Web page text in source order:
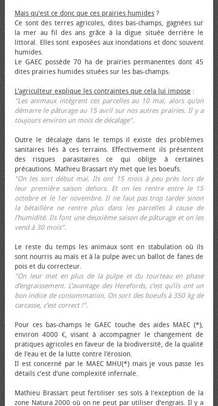
Mais qu'est ce donc que ces prairies humides ?
Ce sont des terres agricoles, dites bas-champs, gagnées sur
la mer au fil des ans grâce à la digue située derrière le
littoral. Elles sont exposées aux inondations et donc souvent
humides.
Le GAEC possède 70 ha de prairies permanentes dont 45
dites prairies humides situées sur les bas-champs.
L'agriculteur explique les contraintes que cela lui impose :
"Les animaux intègrent ces parcelles au 10 mai, alors qu’on
démarre le pâturage au 15 avril sur nos autres prairies. Il y a
toujours environ un mois de décalage".
Outre le décalage dans le temps il existe des problèmes
sanitaires liés à ces terrains. Effectivement ils présentent
des risques parasitaires ce qui oblige à certaines
précautions. Mathieu Brassart n'y met que les bœufs.
"On les sort début mai. Ils ont 15 mois à peu près lors de
leur première saison dehors. Et on les rentre entre le 15
octobre et le 1er novembre. Il ne faut pas trop tarder sinon
la bétaillère ne rentre plus dans les parcelles à cause de
l’humidité. Ils font une deuxième saison de pâturage et on les
vend à 30 mois".
Le reste du temps les animaux sont en stabulation où ils
sont nourris au maïs et à la pulpe avec un ballot de fanes de
pois et du correcteur.
"On leur met en plus de la pulpe et du tourteau en phase
d’engraissement. L’avantage des Herefords, c’est qu’ils ont un
bon indice de consommation. On sort des bœufs à 350 kg de
carcasse, c’est correct !".
Pour ces bas-champs le GAEC touche des aides MAEC (*),
environ 4000 €, visant à accompagner le changement de
pratiques agricoles en faveur de la biodiversité, de la qualité
de l’eau et de la lutte contre l’érosion.
Il est concerné par le MAEC MHU(*) mais je vous passe les
détails c'est d'une complexité infernale.
Mathieu Brassart peut fertiliser ses sols à l'exception de la
zone Natura 2000 où on ne peut par utiliser d'engrais. Il y a